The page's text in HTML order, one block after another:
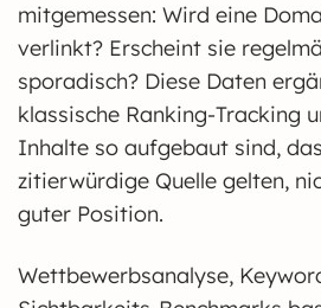
mitgemessen: Wird eine
verlinkt? Erscheint sie
sporadisch? Diese Daten
klassische Ranking-Tracking
Inhalte so aufgebaut sind,
zitierwürdige Quelle gelten,
guter Position.
Wettbewerbsanalyse,